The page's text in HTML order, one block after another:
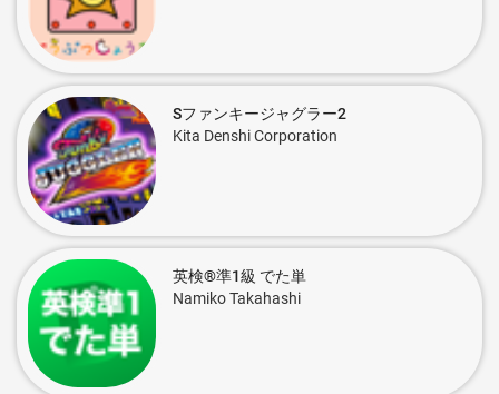
Sファンキージャグラー2
Kita Denshi Corporation
英検®準1級 でた単
Namiko Takahashi